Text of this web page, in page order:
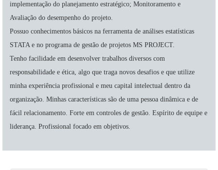
implementação do planejamento estratégico; Monitoramento e
Avaliação do desempenho do projeto.
Possuo conhecimentos básicos na ferramenta de análises estatísticas
STATA e no programa de gestão de projetos MS PROJECT.
Tenho facilidade em desenvolver trabalhos diversos com
responsabilidade e ética, algo que traga novos desafios e que utilize
minha experiência profissional e meu capital intelectual dentro da
organização. Minhas características são de uma pessoa dinâmica e de
fácil relacionamento. Forte em controles de gestão. Espírito de equipe e
liderança. Profissional focado em objetivos.